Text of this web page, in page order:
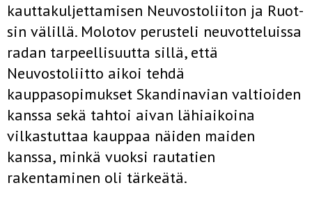
kauttakuljettamisen Neuvostoliiton ja Ruot­
sin välillä. Molotov perusteli neuvotteluissa
radan tarpeellisuutta sillä, että
Neuvostoliitto aikoi tehdä
kauppasopimukset Skandinavian valtioi­den
kanssa sekä tahtoi aivan lähiaikoina
vilkastuttaa kauppaa näiden maiden
kanssa, minkä vuoksi rautatien
rakentaminen oli tärkeätä.